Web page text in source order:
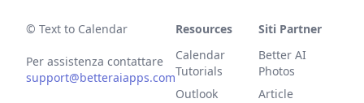
© Text to Calendar
Per assistenza contattare
support@betteraiapps.com
Resources
Calendar
Tutorials
Outlook
Siti Partner
Better AI
Photos
Article